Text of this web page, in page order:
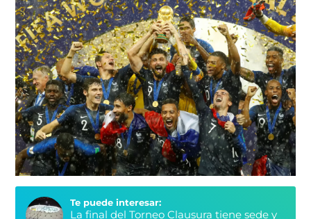
Te puede interesar:
La final del Torneo Clausura tiene sede y